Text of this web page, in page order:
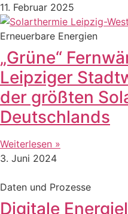
11. Februar 2025
Erneuerbare Energien
„Grüne“
Leipziger
der größten
Deutschlands
Weiterlesen »
3. Juni 2024
Daten und Prozesse
Digitale